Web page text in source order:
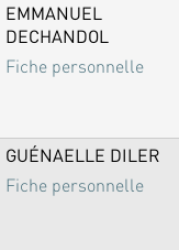
EMMANUEL
DECHANDOL
Fiche personnelle
GUÉNAELLE DILER
Fiche personnelle